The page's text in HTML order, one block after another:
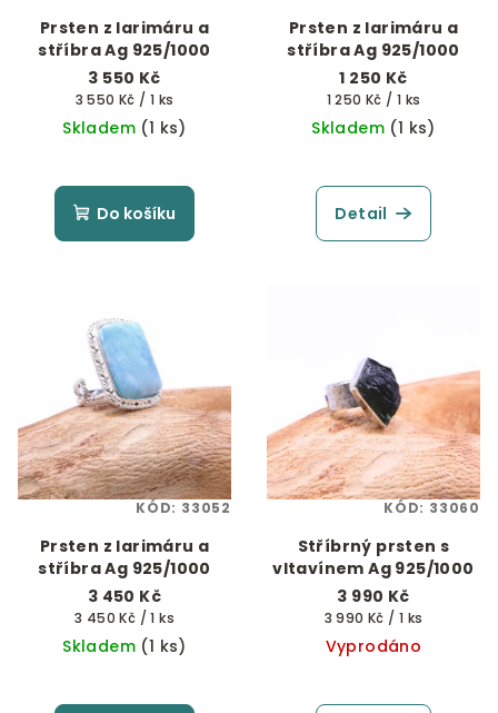
Prsten z larimáru a
stříbra Ag 925/1000
3 550 Kč
Měrná
cena:
3 550 Kč / 1 ks
Skladem (1 ks)
Do košíku
Prsten z larimáru a
stříbra Ag 925/1000
1 250 Kč
Měrná
cena:
1 250 Kč / 1 ks
Skladem (1 ks)
Detail
Prsten z larimáru a
stříbra Ag 925/1000
3 450 Kč
Měrná
cena:
3 450 Kč / 1 ks
Skladem (1 ks)
KÓD: 33052
Stříbrný prsten s
vltavínem Ag 925/1000
3 990 Kč
Měrná
cena:
3 990 Kč / 1 ks
Vyprodáno
KÓD: 33060